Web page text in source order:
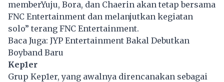
memberYuju, Bora, dan Chaerin akan tetap bersama
FNC Entertainment dan melanjutkan kegiatan
solo” terang FNC Entertainment.
Baca Juga: JYP Entertainment Bakal Debutkan
Boyband Baru
Kep1er
Grup Kep1er, yang awalnya direncanakan sebagai